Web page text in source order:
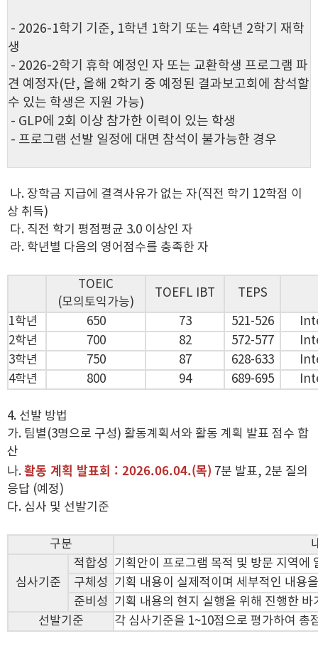
- 2026-1학기 기준, 1학년 1학기 또는 4학년 2학기 재학
생
- 2026-2학기 휴학 예정인 자 또는 교환학생 프로그램 파
견 예정자(단, 올해 2학기 중 예정된 결과보고회에 참석할
수 있는 학생은 지원 가능)
- GLP에 2회 이상 참가한 이력이 있는 학생
- 프로그램 선발 일정에 대면 참석이 불가능한 경우
나. 장학금 지급에 결격사유가 없는 자(직전 학기 12학점 이
상 취득)
다. 직전 학기 평점평균 3.0 이상인 자
라. 학년별 다음의 영어점수를 충족한 자
TOEIC
(모의토익가능)
TOEFL IBT
TEPS
1학년
650 73 521-526
2학년
700 82 572-577
3학년
750 87 628-633
4학년
800 94 689-695
4. 선발 방법
가. 팀별(3명으로 구성) 활동계획서와 활동 계획 발표 점수 합
산
나. 활동 계획 발표회 : 2026.06.04.(목) 7분 발표, 2분 질의
응답 (예정)
다. 심사 및 선발기준
구분
심사기준
적합성 기획안이 프로그램 목적 및 방문 지역에
구체성 기획 내용이 실제적이며 세부적인 내용
준비성 기획 내용의 현지 실행을 위해 진행한 바
선발기준
각 심사기준을 1~10점으로 평가하여 총